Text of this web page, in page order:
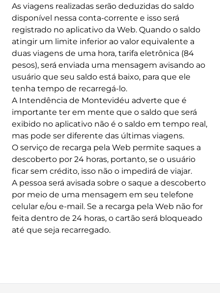
As viagens realizadas serão deduzidas do saldo
disponível nessa conta-corrente e isso será
registrado no aplicativo da Web. Quando o saldo
atingir um limite inferior ao valor equivalente a
duas viagens de uma hora, tarifa eletrônica (84
pesos), será enviada uma mensagem avisando ao
usuário que seu saldo está baixo, para que ele
tenha tempo de recarregá-lo.
A Intendência de Montevidéu adverte que é
importante ter em mente que o saldo que será
exibido no aplicativo não é o saldo em tempo real,
mas pode ser diferente das últimas viagens.
O serviço de recarga pela Web permite saques a
descoberto por 24 horas, portanto, se o usuário
ficar sem crédito, isso não o impedirá de viajar.
A pessoa será avisada sobre o saque a descoberto
por meio de uma mensagem em seu telefone
celular e/ou e-mail. Se a recarga pela Web não for
feita dentro de 24 horas, o cartão será bloqueado
até que seja recarregado.